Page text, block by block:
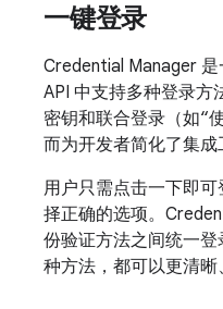
一键登录
Credential Manager
API 中支持多种登录方
密钥和联合登录（如“
而为开发者简化了集成
用户只需点击一下即
择正确的选项。
份验证方法之间统一
种方法，都可以更清晰